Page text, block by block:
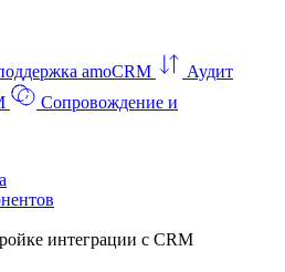
amoCRM
Аудит
Сопровождение и
интеграции с CRM